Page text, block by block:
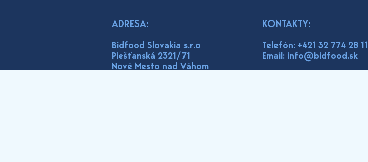
ADRESA:
Bidfood Slovakia s.r.o
Piešťanská 2321/71
Nové Mesto nad Váhom
KONTAKTY:
Telefón: +421 32 774 28 11
Email: info@bidfood.sk